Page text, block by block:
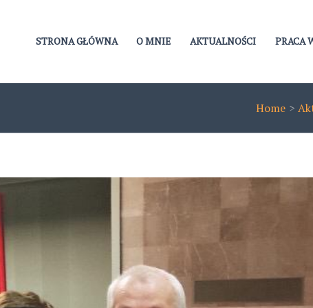
STRONA GŁÓWNA O MNIE AKTUALNOŚCI PRACA
Home